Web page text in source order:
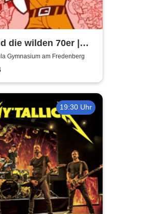
die wilden 70er |
am
Gymnasium am Fredenberg
19:30 Uhr